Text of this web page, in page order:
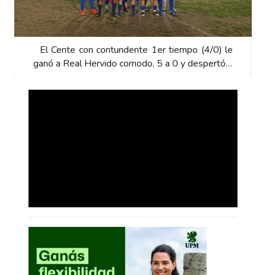
(4/0) le
despertó…
El Cente con contundente 1er tiempo
ganó a Real Hervido comodo, 5 a 0 y